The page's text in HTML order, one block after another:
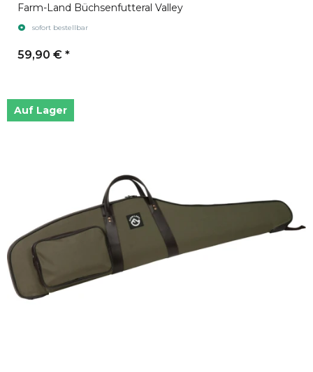
Farm-Land Büchsenfutteral Valley
sofort bestellbar
59,90 € *
Auf Lager